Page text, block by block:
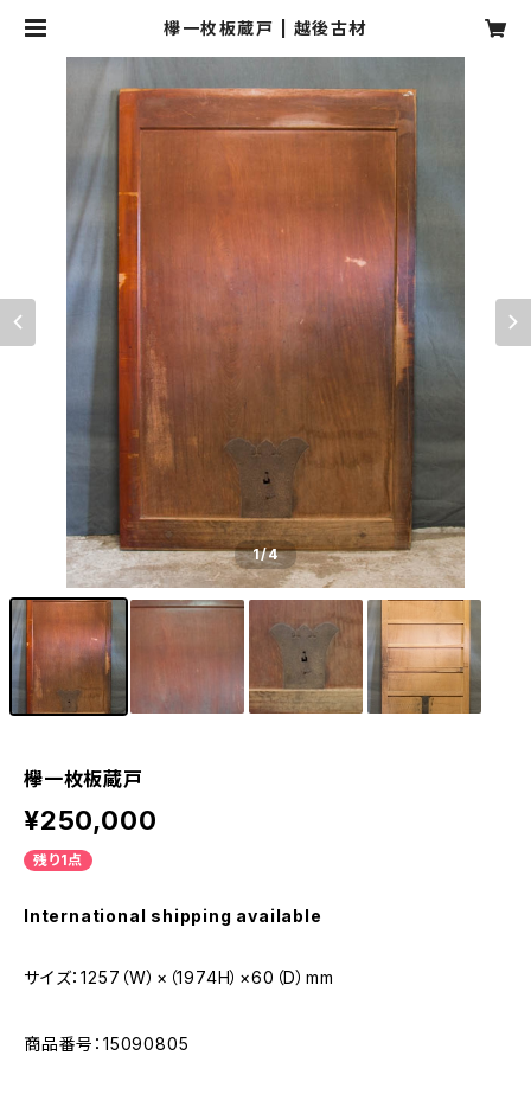
欅一枚板蔵戸 | 越後古材
1/4
欅一枚板蔵戸
¥250,000
残り1点
International shipping available
サイズ：1257（W）×（1974H）×60（D）mm
商品番号：15090805